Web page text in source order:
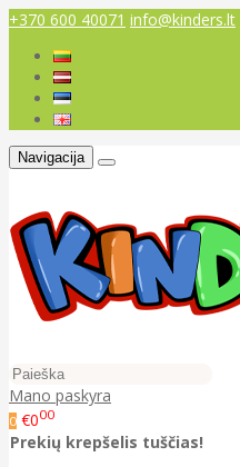
+370 600 40071 info@kinders.lt
Navigacija
Mano paskyra
0 €000
Prekių krepšelis tuščias!